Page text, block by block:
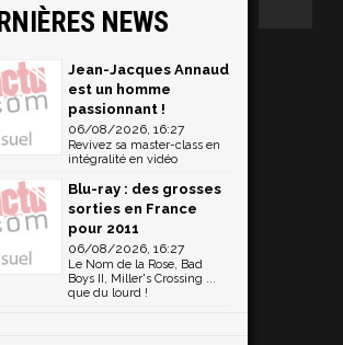
NEWS
Jean-Jacques Annaud
est un homme
passionnant !
06/08/2026, 16:27
Revivez sa master-class en
intégralité en vidéo
Blu-ray : des grosses
sorties en France
pour 2011
06/08/2026, 16:27
Le Nom de la Rose, Bad
Boys II, Miller's Crossing ...
que du lourd !